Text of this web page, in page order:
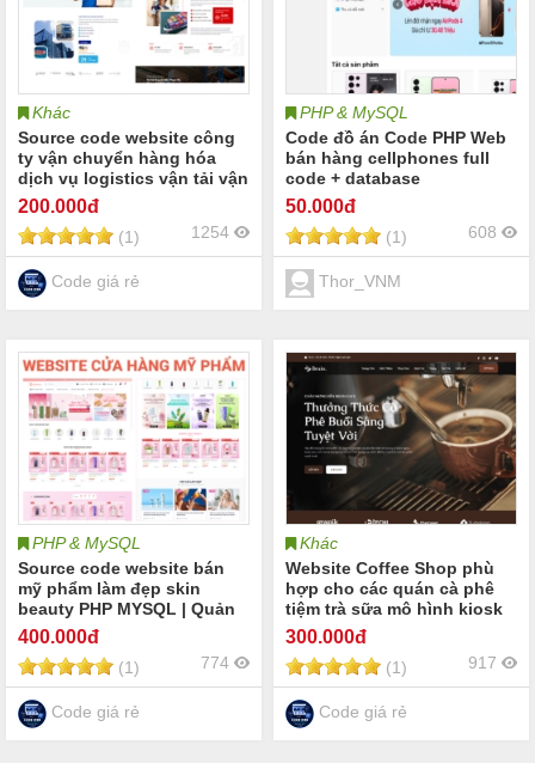
Khác
Source code website công
ty vận chuyển hàng hóa
dịch vụ logistics vận tải vận
chuyển đường bộ đường
biển hàng không logistics
200.000đ
(1) 1254
Code giá rẻ
PHP & MySQL
Code đồ án Code PHP Web
bán hàng cellphones full
code + database
50.000đ
(1) 608
Thor_VNM
PHP & MySQL
Source code website bán
mỹ phẩm làm đẹp skin
beauty PHP MYSQL | Quản
lý cửa hàng mỹ phẩm
skincare làm đẹp dụng cụ
spa thẩm mỹ viện | Full
code website mỹ phẩm
skincare làm đẹp spa
400.000đ
(1) 774
Code giá rẻ
Khác
Website Coffee Shop phù
hợp cho các quán cà phê
tiệm trà sữa mô hình kiosk
hoặc chuỗi đồ uống cà phê
tiệm trà sữa quán nước
Coffee Shop online
300.000đ
(1) 917
Code giá rẻ